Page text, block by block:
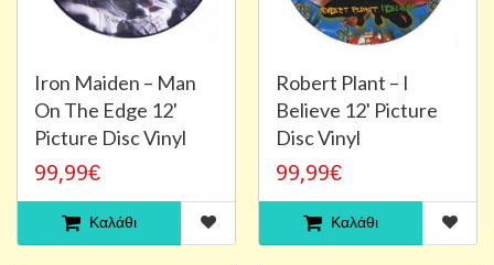
Iron Maiden ‎– Man
On The Edge 12'
Picture Disc Vinyl
99,99€
Καλάθι
Robert Plant – I
Believe 12' Picture
Disc Vinyl
99,99€
Καλάθι